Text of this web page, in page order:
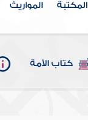
المكتبة المواريث
كتاب الأمة